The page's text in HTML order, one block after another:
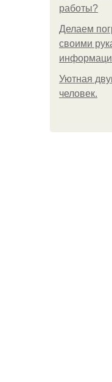
работы?
Делаем
своими
Уютная
человек.